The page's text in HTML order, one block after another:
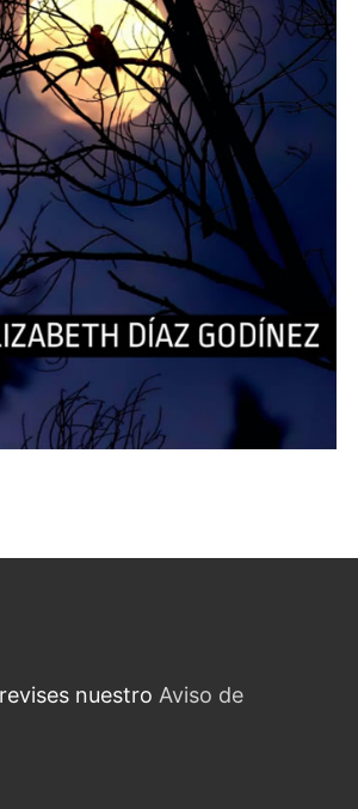
nuestro Aviso de